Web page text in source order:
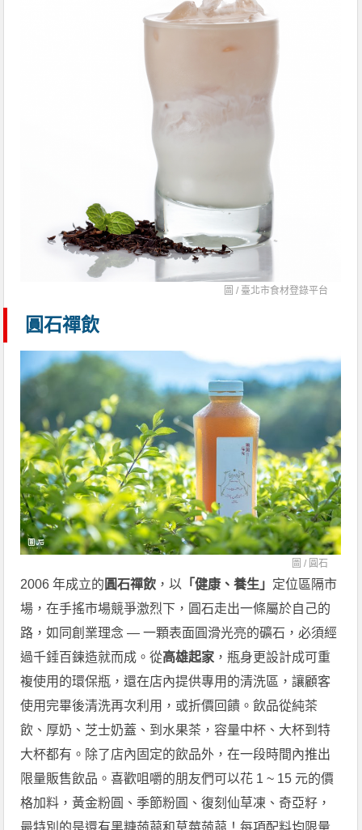
圖 / 臺北市食材登錄平台
圓石禪飲
圖 / 圓石
2006 年成立的 圓石禪飲 ，以 「健康、養生」 定位區隔市
場，在手搖市場競爭激烈下，圓石走出一條屬於自己的
路，如同創業理念 — 一顆表面圓滑光亮的礦石，必須經
過千錘百鍊造就而成。從高雄起家 ，瓶身更設計成可重
複使用的環保瓶，還在店內提供專用的清洗區，讓顧客
使用完畢後清洗再次利用，或折價回饋。飲品從純茶
飲、厚奶、芝士奶蓋、到水果茶，容量中杯、大杯到特
大杯都有。除了店內固定的飲品外，在一段時間內推出
限量販售飲品。喜歡咀嚼的朋友們可以花 1 ~ 15 元的價
格加料，黃金粉圓、季節粉圓、復刻仙草凍、奇亞籽，
最特別的是還有黑糖蒟蒻和草莓蒟蒻！每項配料均限量